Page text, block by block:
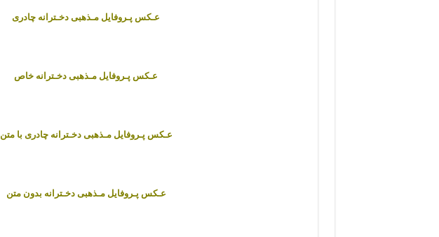
عـکس پـروفایل مـذهبی دخـترانه چادری
عـکس پـروفایل مـذهبی دخـترانه خاص
عـکس پـروفایل مـذهبی دخـترانه چادری با متن
عـکس پـروفایل مـذهبی دخـترانه بدون متن